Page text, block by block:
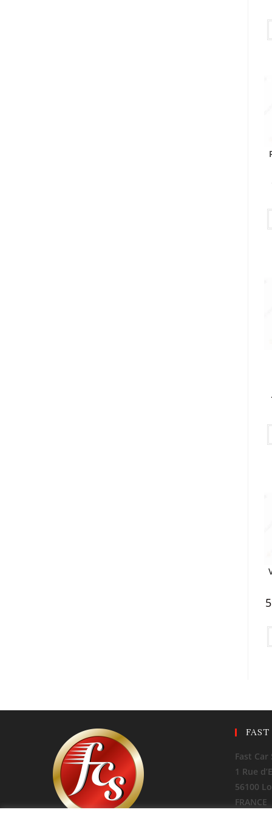
FAST
Fast
1 Rue
56100
FRANCE